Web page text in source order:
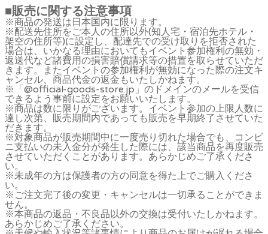
■販売に関する注意事項
※商品の発送は日本国内に限ります。
※配送先住所をご本人の住所以外(知人宅・宿泊先ホテル・
架空の住所等)に設定し、配達先での受け取りを拒否された
場合は、いかなる理由においてもイベント参加権利の無効・
返送代など諸費用の損害賠償請求等の措置を取らせていただ
きます。またイベントの参加権利が無効になった際の注文キ
ャンセル、商品代金の返金もいたしかねます。
※「@official-goods-store.jp」のドメインのメールを受信
できるよう事前に設定をお願いいたします。
※商品は数に限りがございます。イベント参加の上限人数に
達し次第、販売期間内であっても販売を早期終了させていた
だきます。
※対象商品が販売期間中に一度売り切れた場合でも、コンビ
ニ支払いの未入金分が発生した際には、該当商品を再度販売
させていただくことがあります。あらかじめご了承くださ
い。
※未成年の方は保護者の方の同意を得た上でご購入くださ
い。
※ご注文完了後の変更・キャンセルは一切承ることができま
せん。
※本商品の返品・不良品以外の交換は受付いたしかねます。
あらかじめご了承ください。